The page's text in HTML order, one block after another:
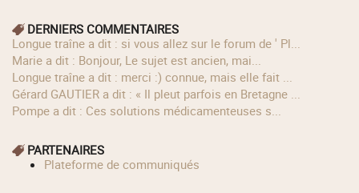
DERNIERS COMMENTAIRES
longue traîne a dit : si vous allez sur le forum de ' Pl...
Marie a dit : Bonjour, Le sujet est ancien, mai...
longue traîne a dit : merci :) connue, mais elle fait ...
Gérard GAUTIER a dit : « Il pleut parfois en Bretagne ...
Pompe a dit : Ces solutions médicamenteuses s...
PARTENAIRES
Plateforme de communiqués